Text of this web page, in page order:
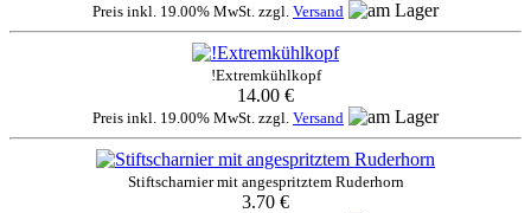
Preis inkl. 19.00% MwSt. zzgl. Versand
!Extremkühlkopf
14.00 €
Preis inkl. 19.00% MwSt. zzgl. Versand
Stiftscharnier mit angespritztem Ruderhorn
3.70 €